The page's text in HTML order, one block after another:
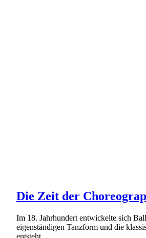
Die Zeit der
Im 18. Jahrhundert entwickelte sich
eigenständigen Tanzform und die
entsteht.